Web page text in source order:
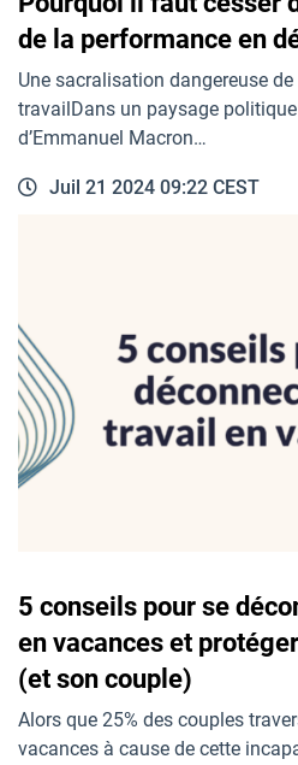
de la performance en
Une sacralisation dangereuse de
travailDans un paysage
d’Emmanuel Macron…
Juil 21 2024 09:22 CEST
5 conseils pour se
en vacances et
(et son couple)
Alors que 25% des couples
vacances à cause de cette